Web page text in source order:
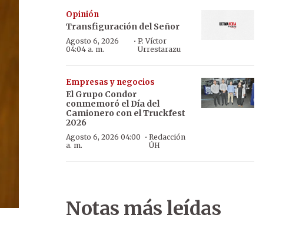
Opinión
Transfiguración del Señor
Agosto 6, 2026
04:04 a. m.
· P. Víctor
Urrestarazu
Empresas y negocios
El Grupo Condor
conmemoró el Día del
Camionero con el Truckfest
2026
Agosto 6, 2026 04:00
a. m.
· Redacción
ÚH
Notas más leídas